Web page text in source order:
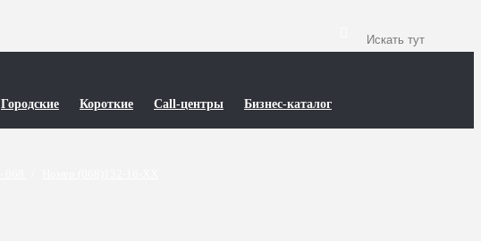
Городские Короткие Call-центры Бизнес-каталог